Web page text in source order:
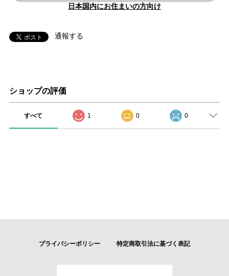
日本国内にお住まいの方向け
通報する
ショップの評価
すべて 1 0 0
プライバシーポリシー 特定商取引法に基づく表記